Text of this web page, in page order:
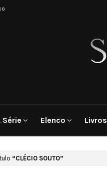
Série Elenco Livros
CLÉCIO SOUTO